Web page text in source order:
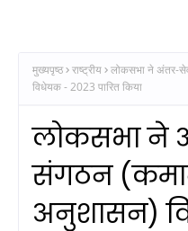
मुख्यपृष्ठ राष्ट्रीय लोकसभा ने अंतर-
विधेयक - 2023 पारित किया
लोकसभा ने
संगठन
अनुशासन)